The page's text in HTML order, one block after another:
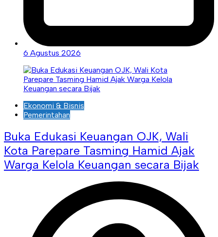
6 Agustus 2026
Ekonomi & Bisnis
Pemerintahan
Buka Edukasi Keuangan OJK, Wali
Kota Parepare Tasming Hamid Ajak
Warga Kelola Keuangan secara Bijak